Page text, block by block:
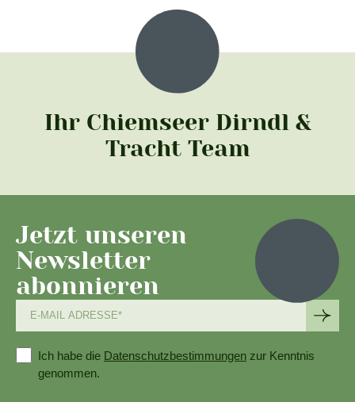
Ihr Chiemseer Dirndl &
Tracht Team
Jetzt unseren
Newsletter
abonnieren
Ich habe die Datenschutzbestimmungen zur Kenntnis
genommen.